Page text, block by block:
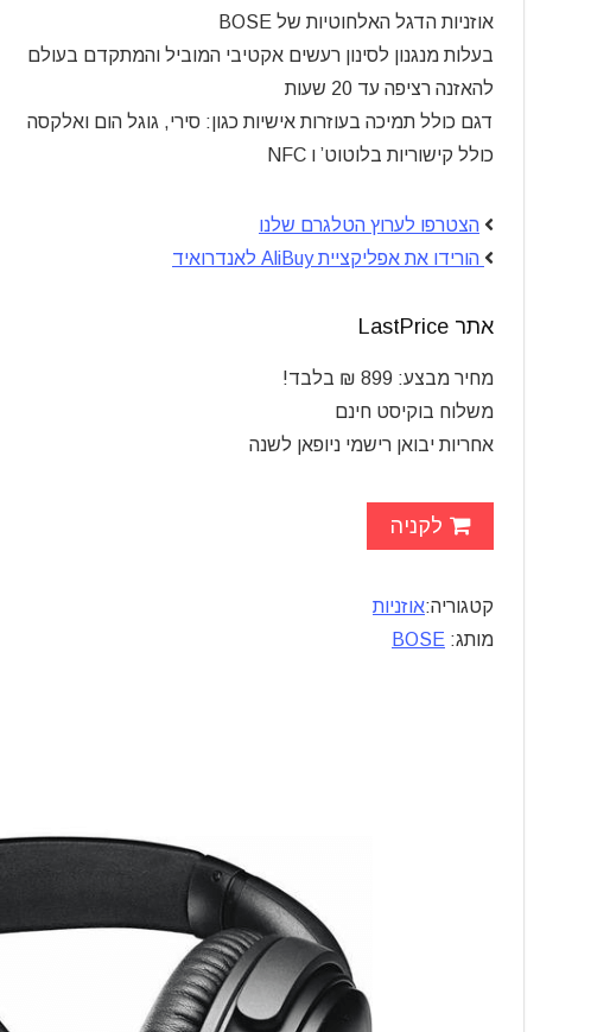
אוזניות הדגל האלחוטיות של BOSE
בעלות מנגנון לסינון רעשים אקטיבי המוביל והמתקדם בעולם
להאזנה רציפה עד 20 שעות
דגם כולל תמיכה בעוזרות אישיות כגון: סירי, גוגל הום ואלקסה
כולל קישוריות בלוטוט’ ו NFC
הצטרפו לערוץ הטלגרם שלנו
הורידו את אפליקציית AliBuy לאנדרואיד
אתר LastPrice
מחיר מבצע: 899 ₪ בלבד!
משלוח בוקיסט חינם
אחריות יבואן רישמי ניופאן לשנה
לקניה
קטגוריה:אוזניות
מותג: BOSE